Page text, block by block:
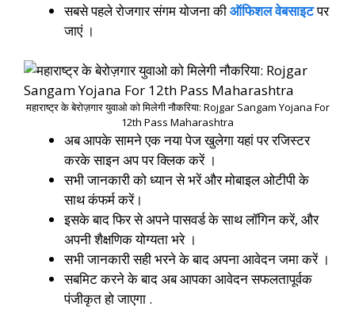
सबसे पहले रोजगार संगम योजना कीऑफिशल वेबसाइटपर
जाएं ।
महाराष्ट्र के बेरोज़गार युवाओ को मिलेगी नौकरिया: Rojgar Sangam Yojana For
12th Pass Maharashtra
अब आपके सामने एक नया पेज खुलेगा यहां पर रजिस्टर
करके साइन अप पर क्लिक करें ।
सभी जानकारी को ध्यान से भरें और मोबाइल ओटीपी के
साथ कंफर्म करें।
इसके बाद फिर से अपने पासवर्ड के साथ लॉगिन करें, और
अपनी शैक्षणिक योग्यता भरे ।
सभी जानकारी सही भरने के बाद अपना आवेदन जमा करें ।
सबमिट करने के बाद अब आपका आवेदन सफलतापूर्वक
पंजीकृत हो जाएगा .